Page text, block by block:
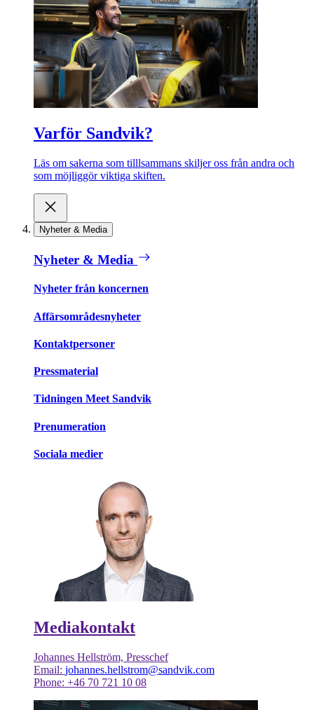
Varför Sandvik?
Läs om sakerna som tilllsammans skiljer oss från andra och
som möjliggör viktiga skiften.
Nyheter & Media
Nyheter & Media
Nyheter från koncernen
Affärsområdesnyheter
Kontaktpersoner
Pressmaterial
Tidningen Meet Sandvik
Prenumeration
Sociala medier
Mediakontakt
Johannes Hellström, Presschef
Email: johannes.hellstrom@sandvik.com
Phone: +46 70 721 10 08